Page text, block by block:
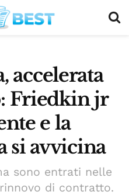
accelerata
Friedkin jr
e la
si avvicina
sono entrati nelle
di contratto.